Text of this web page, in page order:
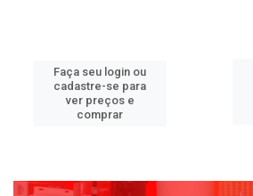
Faça seu login ou
cadastre-se para
ver preços e
comprar